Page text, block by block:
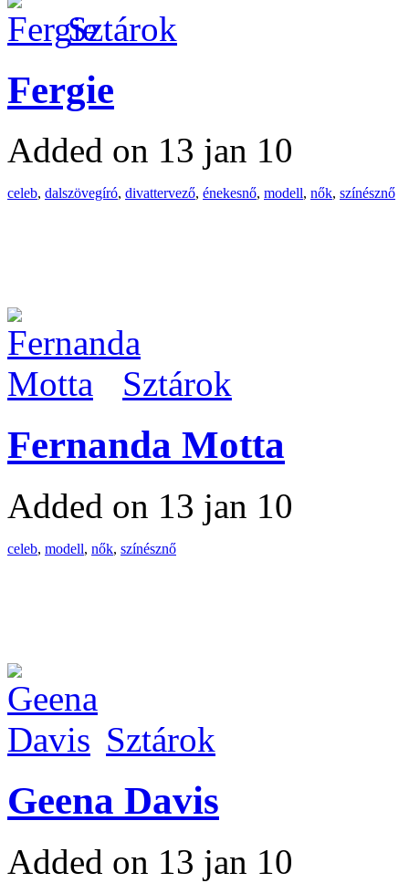
Sztárok
Fergie
Added on 13 jan 10
celeb, dalszövegíró, divattervező, énekesnő, modell, nők, színésznő
Sztárok
Fernanda Motta
Added on 13 jan 10
celeb, modell, nők, színésznő
Sztárok
Geena Davis
Added on 13 jan 10